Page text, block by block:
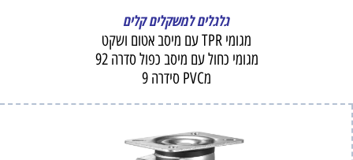
גלגלים למשקלים קלים
מגומי TPR עם מיסב אטום ושקט
מגומי כחול עם מיסב כפול סדרה 92
מPVC סידרה 9